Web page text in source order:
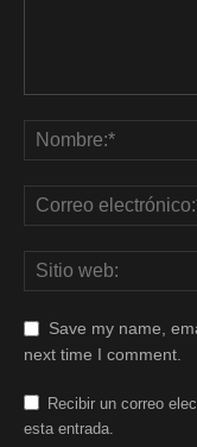
Save my name,
next time I comment.
Recibir un correo
esta entrada.